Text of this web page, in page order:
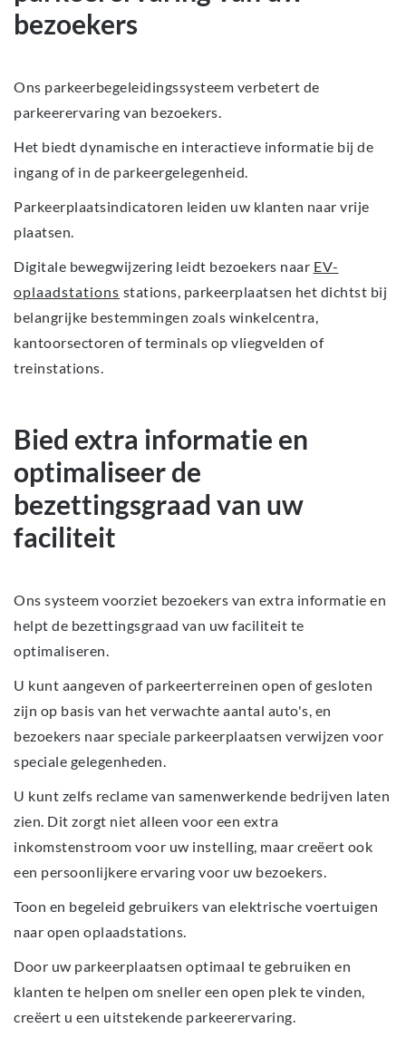
bezoekers
Ons parkeerbegeleidingssysteem verbetert de
parkeerervaring van bezoekers.
Het biedt dynamische en interactieve informatie bij de
ingang of in de parkeergelegenheid.
Parkeerplaatsindicatoren leiden uw klanten naar vrije
plaatsen.
Digitale bewegwijzering leidt bezoekers naar EV-
oplaadstations stations, parkeerplaatsen het dichtst bij
belangrijke bestemmingen zoals winkelcentra,
kantoorsectoren of terminals op vliegvelden of
treinstations.
Bied extra informatie en
optimaliseer de
bezettingsgraad van uw
faciliteit
Ons systeem voorziet bezoekers van extra informatie en
helpt de bezettingsgraad van uw faciliteit te
optimaliseren.
U kunt aangeven of parkeerterreinen open of gesloten
zijn op basis van het verwachte aantal auto's, en
bezoekers naar speciale parkeerplaatsen verwijzen voor
speciale gelegenheden.
U kunt zelfs reclame van samenwerkende bedrijven laten
zien. Dit zorgt niet alleen voor een extra
inkomstenstroom voor uw instelling, maar creëert ook
een persoonlijkere ervaring voor uw bezoekers.
Toon en begeleid gebruikers van elektrische voertuigen
naar open oplaadstations.
Door uw parkeerplaatsen optimaal te gebruiken en
klanten te helpen om sneller een open plek te vinden,
creëert u een uitstekende parkeerervaring.